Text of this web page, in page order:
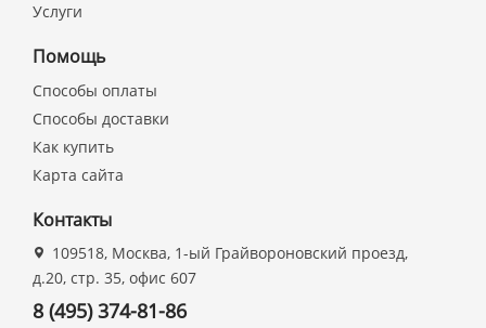
Услуги
Помощь
Способы оплаты
Способы доставки
Как купить
Карта сайта
Контакты
109518, Москва, 1-ый Грайвороновский проезд,
д.20, стр. 35, офис 607
8 (495) 374-81-86